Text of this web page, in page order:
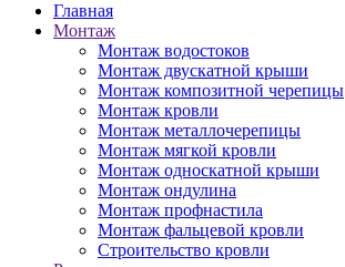
Главная
Монтаж
Монтаж водостоков
Монтаж двускатной крыши
Монтаж композитной черепицы
Монтаж кровли
Монтаж металлочерепицы
Монтаж мягкой кровли
Монтаж односкатной крыши
Монтаж ондулина
Монтаж профнастила
Монтаж фальцевой кровли
Строительство кровли